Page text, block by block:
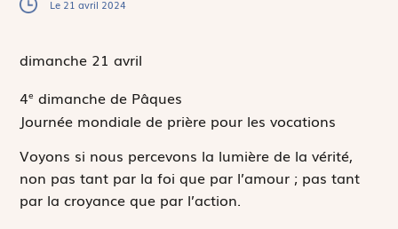
Le 21 avril 2024
dimanche 21 avril
4e dimanche de Pâques
Journée mondiale de prière pour les vocations
Voyons si nous percevons la lumière de la vérité,
non pas tant par la foi que par l’amour ; pas tant
par la croyance que par l’action.